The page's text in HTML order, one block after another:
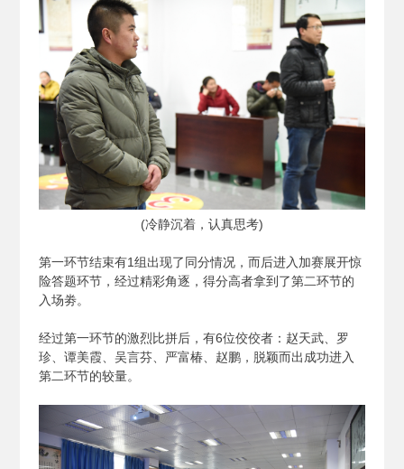
(冷静沉着，认真思考)
第一环节结束有1组出现了同分情况，而后进入加赛展开惊
险答题环节，经过精彩角逐，得分高者拿到了第二环节的
入场劵。
经过第一环节的激烈比拼后，有6位佼佼者：赵天武、罗
珍、谭美霞、吴言芬、严富椿、赵鹏，脱颖而出成功进入
第二环节的较量。